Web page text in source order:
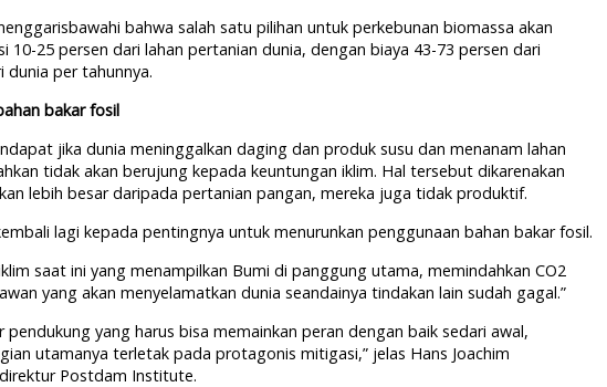
bahwa salah satu pilihan untuk perkebunan biomassa akan
10-25 persen dari lahan pertanian dunia, dengan biaya 43-73 persen dari
dunia per tahunnya.
bakar fosil
jika dunia meninggalkan daging dan produk susu dan menanam lahan
tidak akan berujung kepada keuntungan iklim. Hal tersebut dikarenakan
lebih besar daripada pertanian pangan, mereka juga tidak produktif.
lagi kepada pentingnya untuk menurunkan penggunaan bahan bakar fosil.
saat ini yang menampilkan Bumi di panggung utama, memindahkan CO2
yang akan menyelamatkan dunia seandainya tindakan lain sudah gagal.”
pendukung yang harus bisa memainkan peran dengan baik sedari awal,
utamanya terletak pada protagonis mitigasi,” jelas Hans Joachim
Postdam Institute.